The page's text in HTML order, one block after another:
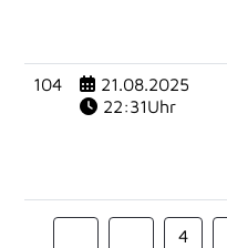
104
21.08.2025
22:31Uhr
4